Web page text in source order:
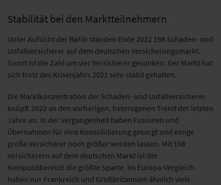
Stabilität bei den Marktteilnehmern
Unter Aufsicht der BaFin standen Ende 2022 198 Schaden- und
Unfallversicherer auf dem deutschen Versicherungsmarkt.
Somit ist die Zahl um vier Versicherer gesunken. Der Markt hat
sich trotz des Krisenjahrs 2021 sehr stabil gehalten.
Die Marktkonzentration der Schaden- und Unfallversicherer
knüpft 2022 an den vorherigen, heterogenen Trend der letzten
Jahre an. In der Vergangenheit haben Fusionen und
Übernahmen für eine Konsolidierung gesorgt und einige
große Versicherer noch größer werden lassen. Mit 198
Versicherern auf dem deutschen Markt ist der
Kompositbereich die größte Sparte. Im Europa-Vergleich
haben nur Frankreich und Großbritannien ähnlich viele